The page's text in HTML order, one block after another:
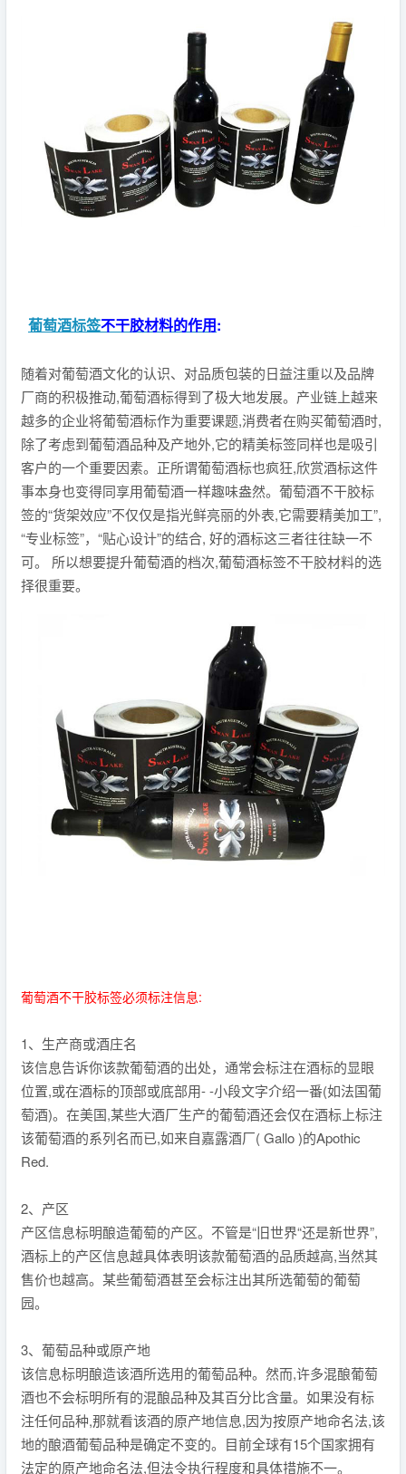
葡萄酒标签不干胶材料的作用:
随着对葡萄酒文化的认识、对品质包装的日益注重以及品牌
厂商的积极推动,葡萄酒标得到了极大地发展。产业链上越来
越多的企业将葡萄酒标作为重要课题,消费者在购买葡萄酒时,
除了考虑到葡萄酒品种及产地外,它的精美标签同样也是吸引
客户的一个重要因素。正所谓葡萄酒标也疯狂,欣赏酒标这件
事本身也变得同享用葡萄酒一样趣味盎然。葡萄酒不干胶标
签的“货架效应”不仅仅是指光鲜亮丽的外表,它需要精美加工”,
“专业标签”，“贴心设计”的结合, 好的酒标这三者往往缺一不
可。 所以想要提升葡萄酒的档次,葡萄酒标签不干胶材料的选
择很重要。
葡萄酒不干胶标签必须标注信息:
1、生产商或酒庄名
该信息告诉你该款葡萄酒的出处，通常会标注在酒标的显眼
位置,或在酒标的顶部或底部用- -小段文字介绍一番(如法国葡
萄酒)。在美国,某些大酒厂生产的葡萄酒还会仅在酒标上标注
该葡萄酒的系列名而已,如来自嘉露酒厂( Gallo )的Apothic
Red.
2、产区
产区信息标明酿造葡萄的产区。不管是“旧世界“还是新世界”,
酒标上的产区信息越具体表明该款葡萄酒的品质越高,当然其
售价也越高。某些葡萄酒甚至会标注出其所选葡萄的葡萄
园。
3、葡萄品种或原产地
该信息标明酿造该酒所选用的葡萄品种。然而,许多混酿葡萄
酒也不会标明所有的混酿品种及其百分比含量。如果没有标
注任何品种,那就看该酒的原产地信息,因为按原产地命名法,该
地的酿酒葡萄品种是确定不变的。目前全球有15个国家拥有
法定的原产地命名法,但法令执行程度和具体措施不一。